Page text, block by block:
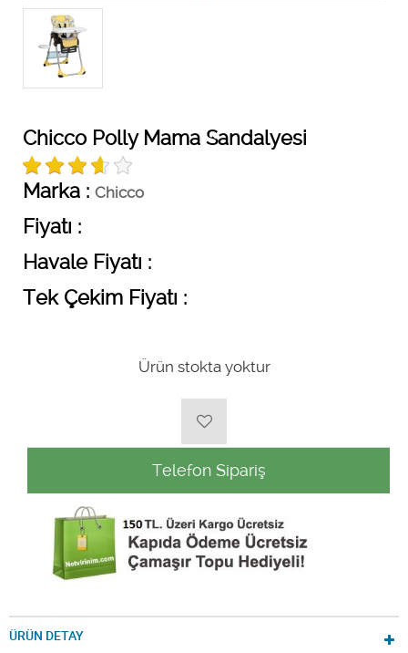
Chicco Polly Mama Sandalyesi
Marka : Chicco
Fiyatı :
Havale Fiyatı :
Tek Çekim Fiyatı :
Ürün stokta yoktur
Telefon Sipariş
ÜRÜN DETAY